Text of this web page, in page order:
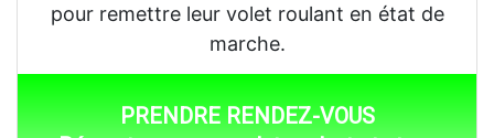
pour remettre leur volet roulant en état de
marche.
PRENDRE RENDEZ-VOUS